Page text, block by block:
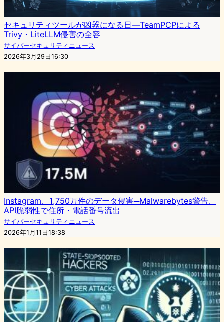
セキュリティツールが凶器になる日—TeamPCPによる
Trivy・LiteLLM侵害の全容
サイバーセキュリティニュース
2026年3月29日16:30
Instagram、1,750万件のデータ侵害─Malwarebytes警告、
API脆弱性で住所・電話番号流出
サイバーセキュリティニュース
2026年1月11日18:38